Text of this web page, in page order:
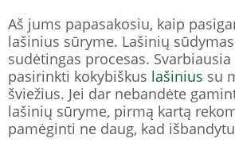
Aš jums papasakosiu, kaip
lašinius sūryme. Lašinių
sudėtingas procesas.
pasirinkti kokybiškus lašinius su
šviežius. Jei dar nebandėte
lašinių sūryme, pirmą kartą
pamėginti ne daug, kad